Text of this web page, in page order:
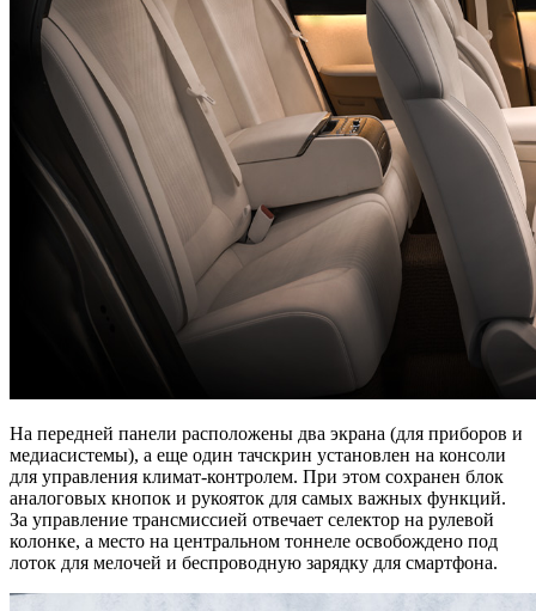
На передней панели расположены два экрана (для приборов и
медиасистемы), а еще один тачскрин установлен на консоли
для управления климат-контролем. При этом сохранен блок
аналоговых кнопок и рукояток для самых важных функций.
За управление трансмиссией отвечает селектор на рулевой
колонке, а место на центральном тоннеле освобождено под
лоток для мелочей и беспроводную зарядку для смартфона.